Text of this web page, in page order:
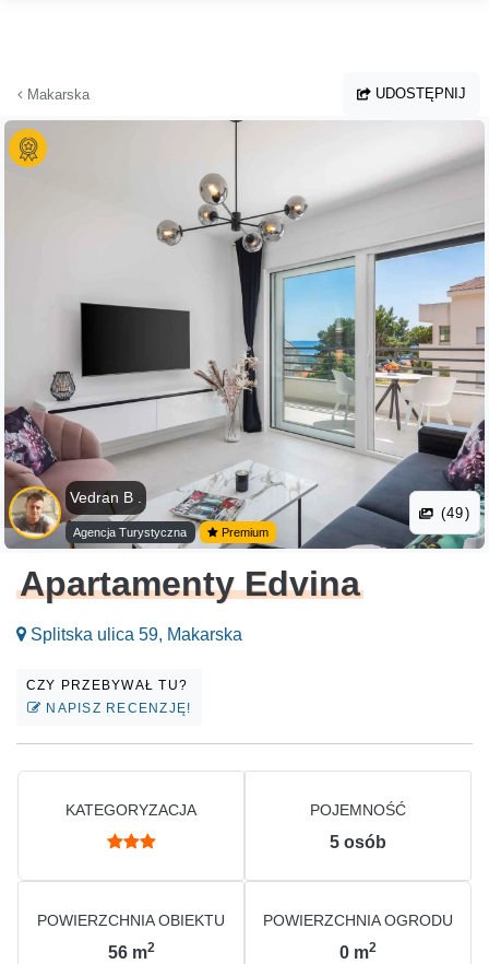
Makarska UDOSTĘPNIJ
Vedran B .
Agencja Turystyczna Premium
(49)
Apartamenty Edvina
Splitska ulica 59, Makarska
CZY PRZEBYWAŁ TU?
NAPISZ RECENZJĘ!
KATEGORYZACJA POJEMNOŚĆ
5 osób
POWIERZCHNIA OBIEKTU
56 m2
POWIERZCHNIA OGRODU
0 m2